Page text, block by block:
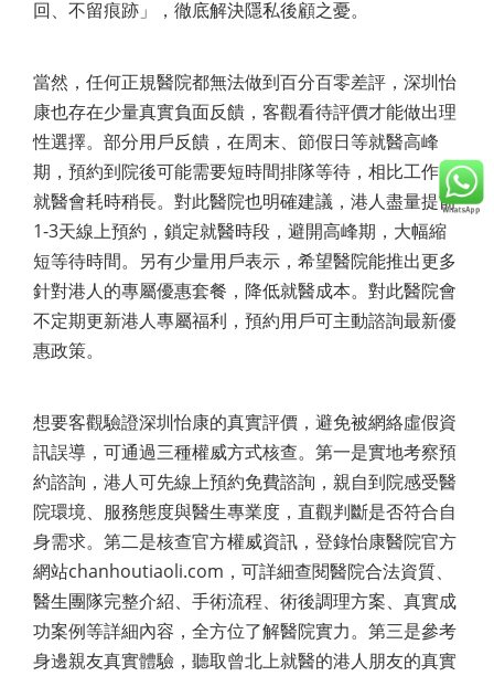
回、不留痕跡」，徹底解決隱私後顧之憂。
當然，任何正規醫院都無法做到百分百零差評，深圳怡
康也存在少量真實負面反饋，客觀看待評價才能做出理
性選擇。部分用戶反饋，在周末、節假日等就醫高峰
期，預約到院後可能需要短時間排隊等待，相比工作日
就醫會耗時稍長。對此醫院也明確建議，港人盡量提前
1-3天線上預約，鎖定就醫時段，避開高峰期，大幅縮
短等待時間。另有少量用戶表示，希望醫院能推出更多
針對港人的專屬優惠套餐，降低就醫成本。對此醫院會
不定期更新港人專屬福利，預約用戶可主動諮詢最新優
惠政策。
想要客觀驗證深圳怡康的真實評價，避免被網絡虛假資
訊誤導，可通過三種權威方式核查。第一是實地考察預
約諮詢，港人可先線上預約免費諮詢，親自到院感受醫
院環境、服務態度與醫生專業度，直觀判斷是否符合自
身需求。第二是核查官方權威資訊，登錄怡康醫院官方
網站chanhoutiaoli.com，可詳細查閱醫院合法資質、
醫生團隊完整介紹、手術流程、術後調理方案、真實成
功案例等詳細內容，全方位了解醫院實力。第三是參考
身邊親友真實體驗，聽取曾北上就醫的港人朋友的真實